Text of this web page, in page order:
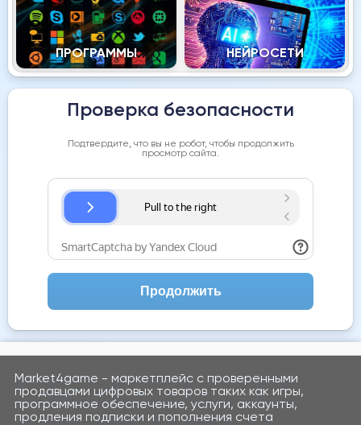
ПРОГРАММЫ НЕЙРОСЕТИ
Проверка безопасности
Подтвердите, что вы не робот, чтобы продолжить
просмотр сайта.
Продолжить
Market4game - маркетплейс с проверенными
продавцами цифровых товаров таких как игры,
программное обеспечение, услуги, аккаунты,
продления подписки и пополнения счета